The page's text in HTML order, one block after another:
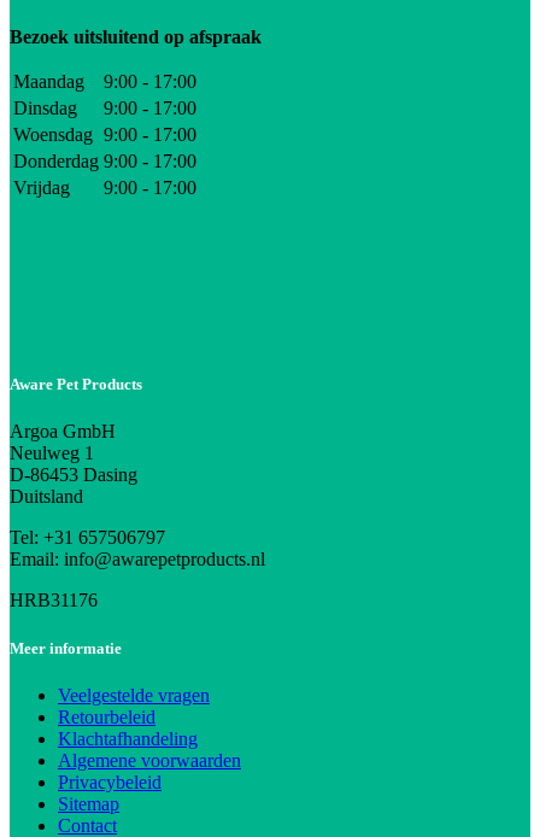
Bezoek uitsluitend op afspraak
Maandag
9:00 - 17:00
Dinsdag
9:00 - 17:00
Woensdag 9:00 - 17:00
Donderdag 9:00 - 17:00
Vrijdag
9:00 - 17:00
Aware Pet Products
Argoa GmbH
Neulweg 1
D-86453 Dasing
Duitsland
Tel: +31 657506797
Email: info@awarepetproducts.nl
HRB31176
Meer informatie
Veelgestelde vragen
Retourbeleid
Klachtafhandeling
Algemene voorwaarden
Privacybeleid
Sitemap
Contact